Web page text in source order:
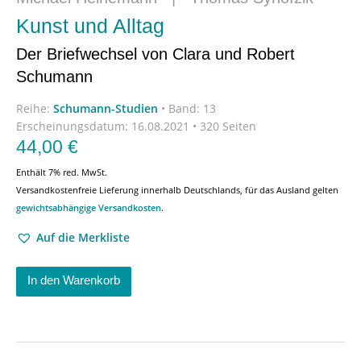
Kunst und Alltag
Der Briefwechsel von Clara und Robert
Schumann
Reihe: Schumann-Studien • Band: 13
Erscheinungsdatum: 16.08.2021 • 320 Seiten
44,00 €
Enthält 7% red. MwSt.
Versandkostenfreie Lieferung innerhalb Deutschlands, für das Ausland gelten
gewichtsabhängige Versandkosten.
Auf die Merkliste
In den Warenkorb